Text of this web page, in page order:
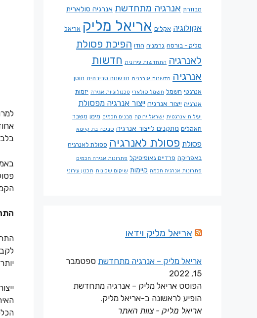
מבוזרת אנרגיה מתחדשת אנרגיה סולארית
אקולוגיה אקלים אריאל מליק אריאל
מליק - בורסה גרמניה הודו הפיכת פסולת
לאנרגיה התחדשות עירונית חדשות
אנרגיה חדשנות אורבנית חדשנות סביבתית חוסן
אנרגטי חשמל חשמל סולארי טכנולוגיות אגירה יזמות
אנרגיה ייצור אנרגיה ייצור אנרגיה מפסולת
יעילות אנרגטית ישראל ירוקה מבנים חכמים מימן משבר
האקלים מתקנים לייצור אנרגיה סביבה בת קיימא
פסולת פסולת לאנרגיה פסולת לאנרגיה
באפריקה פרדיים גאופיסיקל פתרונות אגירה חכמים
פתרונות אנרגיה חכמה קיימות שיקום שכונות תכנון עירוני
אריאל מליק וידאו
אריאל מליק – אנרגיה מתחדשת ספטמבר
15, 2022
הפוסט אריאל מליק – אנרגיה מתחדשת
הופיע לראשונה ב-אריאל מליק.
אריאל מליק - צוות האתר